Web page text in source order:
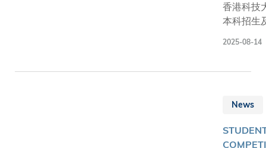
Research
with
香港科技
本科招生
加了由
實驗室參
2025-08-14
News